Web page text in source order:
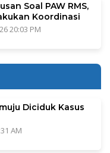
Soal PAW RMS,
Koordinasi
20:03 PM
Diciduk Kasus
AM